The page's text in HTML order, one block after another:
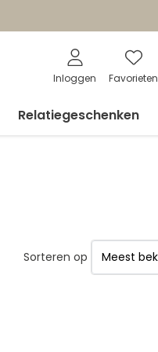
Inloggen Favorieten
Relatiegeschenken
Sorteren op